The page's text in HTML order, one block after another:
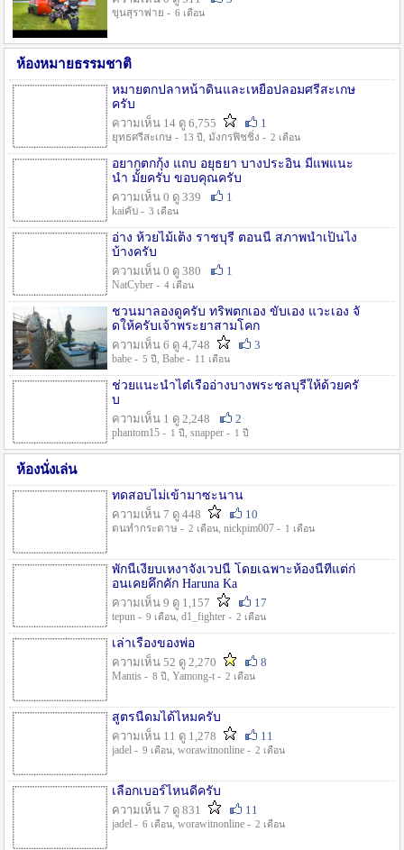
ขุนสุราพ่าย - 6 เดือน
ห้องหมายธรรมชาติ
หมายตกปลาหน้าดินและเหยื่อปลอมศรีสะเกษ
ครับ
ความเห็น 14 ดู 6,755
1
ยุทธศรีสะเกษ - 13 ปี , มังกรฟิชชิ่ง - 2 เดือน
อยากตกกุ้ง แถบ อยุธยา บางประอิน มีแพแนะ
นำ มั้ยครับ ขอบคุณครับ
ความเห็น 0 ดู 339
1
kaiคับ - 3 เดือน
อ่าง ห้วยไม้เต็ง ราชบุรี ตอนนี้ สภาพน้ำเป็นไง
บ้างครับ
ความเห็น 0 ดู 380
1
NatCyber - 4 เดือน
ชวนมาลองดูครับ ทริพตกเอง ขับเอง แวะเอง จั
ดให้ครับเจ้าพระยาสามโคก
ความเห็น 6 ดู 4,748
3
babe - 5 ปี , Babe - 11 เดือน
ช่วยแนะนำไต๋เรืออ่างบางพระชลบุรีให้ด้วยครั
บ
ความเห็น 1 ดู 2,248
2
phantom15 - 1 ปี , snapper - 1 ปี
ห้องนั่งเล่น
ทดสอบไม่เข้ามาซะนาน
ความเห็น 7 ดู 448
10
ตนทำกระดาษ - 2 เดือน, nickpim007 - 1 เดือน
พักนี้เงียบเหงาจังเวปนี้ โดยเฉพาะห้องนี้ที่แต่ก่
อนเคยคึกคัก Haruna Ka
ความเห็น 9 ดู 1,157
17
tepun - 9 เดือน, d1_fighter - 2 เดือน
เล่าเรื่องของพ่อ
ความเห็น 52 ดู 2,270
8
Mantis - 8 ปี , Yamong-t - 2 เดือน
สูตรนี้ดมได้ไหมครับ
ความเห็น 11 ดู 1,278
11
jadel - 9 เดือน, worawitnonline - 2 เดือน
เลือกเบอร์ไหนดีครับ
ความเห็น 7 ดู 831
11
jadel - 6 เดือน, worawitnonline - 2 เดือน